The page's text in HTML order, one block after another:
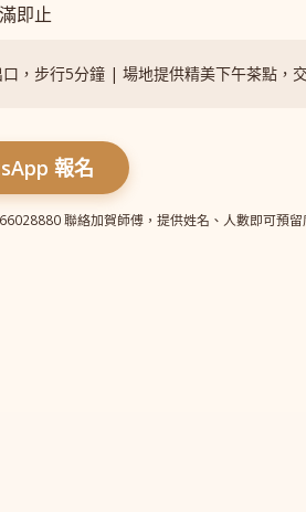
即止
，步行5分鐘 | 場地提供精美下午茶點，
報名
聯絡加賀師傅，提供姓名、人數即可預